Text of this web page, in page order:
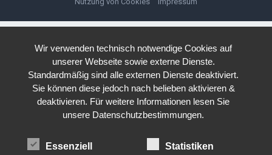
Wir verwenden technisch notwendige Cookies auf
unserer Webseite sowie externe Dienste.
Standardmäßig sind alle externen Dienste deaktiviert.
Sie können diese jedoch nach belieben aktivieren &
deaktivieren. Für weitere Informationen lesen Sie
unsere Datenschutzbestimmungen.
Essenziell Statistiken